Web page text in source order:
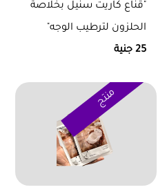
"قناع كاريت سنيل بخلاصة
الحلزون لترطيب الوجه"
25 جنية
منتج